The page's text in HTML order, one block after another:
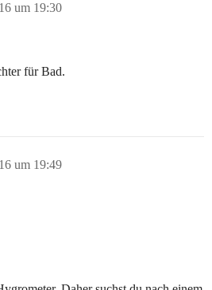
um 19:30
für Bad.
um 19:49